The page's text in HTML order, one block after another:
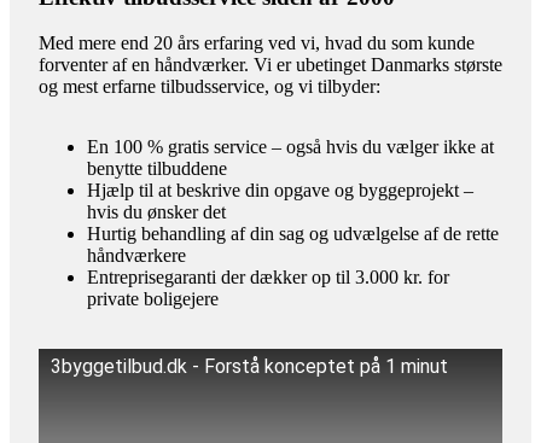
Med mere end 20 års erfaring ved vi, hvad du som kunde
forventer af en håndværker. Vi er ubetinget Danmarks største
og mest erfarne tilbudsservice, og vi tilbyder:
En 100 % gratis service – også hvis du vælger ikke at
benytte tilbuddene
Hjælp til at beskrive din opgave og byggeprojekt –
hvis du ønsker det
Hurtig behandling af din sag og udvælgelse af de rette
håndværkere
Entreprisegaranti der dækker op til 3.000 kr. for
private boligejere
3byggetilbud.dk - Forstå konceptet på 1 minut